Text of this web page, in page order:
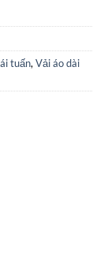
tuấn, Vải áo dài